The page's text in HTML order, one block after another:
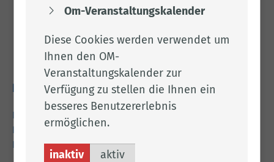
Eschstr. 29
49661 Cloppenburg
Rechtliches
Impressum
Datenschutz
Barrierefreiheit
Om-Veranstaltungskalender
Diese Cookies werden verwendet um
Ihnen den OM-
Veranstaltungskalender zur
Verfügung zu stellen die Ihnen ein
besseres Benutzererlebnis
ermöglichen.
inaktiv aktiv